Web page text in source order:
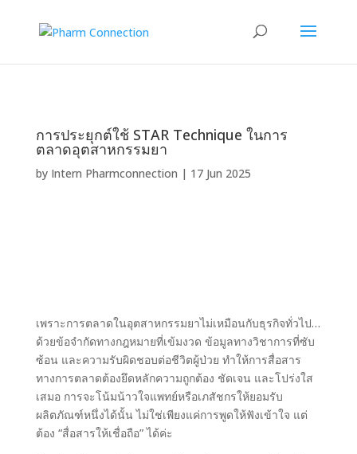
การประยุกต์ใช้ STAR Technique ในการ
ตลาดอุตสาหกรรมยา
by Intern Pharmconnection | 17 Jun 2025
เพราะการตลาดในอุตสาหกรรมยาไม่เหมือนกับธุรกิจทั่วไป…
ด้วยข้อจำกัดทางกฎหมายที่เข้มงวด ข้อมูลทางวิชาการที่ซับ
ซ้อน และความรับผิดชอบต่อชีวิตผู้ป่วย ทำให้การสื่อสาร
ทางการตลาดต้องยึดหลักความถูกต้อง ชัดเจน และโปร่งใส
เสมอ การจะโน้มน้าวใจแพทย์หรือเภสัชกรให้ยอมรับ
ผลิตภัณฑ์หนึ่งได้นั้น ไม่ใช่เพียงแค่การพูดให้ฟังเข้าใจ แต่
ต้อง “สื่อสารให้เชื่อถือ” ได้ค่ะ